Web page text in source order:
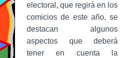
I
Ó
N
electoral, que regirá en los
comicios de este año, se
destacan algunos
aspectos que deberá
tener en cuenta la